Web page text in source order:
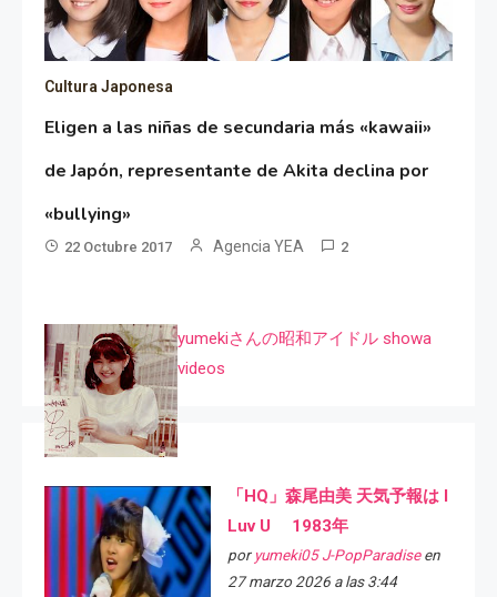
Cultura Japonesa
Eligen a las niñas de secundaria más «kawaii»
de Japón, representante de Akita declina por
«bullying»
22 Octubre 2017 Agencia YEA 2
yumekiさんの昭和アイドル showa
videos
「HQ」森尾由美 天気予報は I
Luv U 1983年
por yumeki05 J-PopParadiseen
27 marzo 2026 a las 3:44